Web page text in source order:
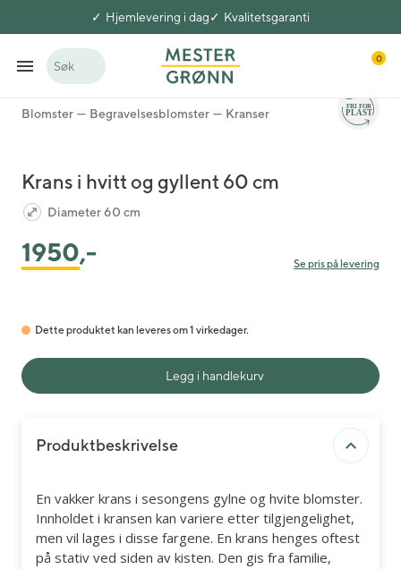
Hjemlevering i dag Kvalitetsgaranti
Søk
0
Blomster Begravelsesblomster Kranser
Krans i hvitt og gyllent 60 cm
Diameter 60 cm
1950,- Se pris på levering
Dette produktet kan leveres om 1 virkedager.
Legg i handlekurv
Produktbeskrivelse
En vakker krans i sesongens gylne og hvite blomster.
Innholdet i kransen kan variere etter tilgjengelighet,
men vil lages i disse fargene. En krans henges oftest
på stativ ved siden av kisten. Den gis fra familie,